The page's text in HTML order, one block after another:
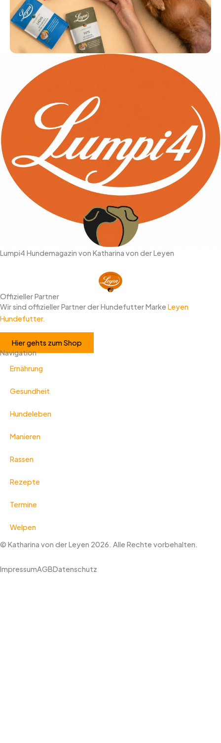
Lumpi4 Hundemagazin von Katharina von der Leyen
Offizieller Partner
Wir sind offizieller Partner der Hundefutter Marke Leyen
Hundefutter.
Hier gehts zum Shop
Navigation
Ernährung
Gesundheit
Hundeleben
Manieren
Rassen
Rezepte
Termine
Welpen
© Katharina von der Leyen 2026. Alle Rechte vorbehalten.
ImpressumAGBDatenschutz